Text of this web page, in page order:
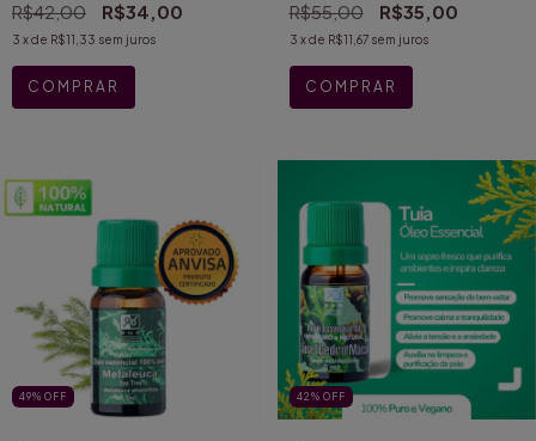
R$42,00 R$34,00
3 x de R$11,33 sem juros
R$55,00 R$35,00
3 x de R$11,67 sem juros
49% OFF 42 % OFF